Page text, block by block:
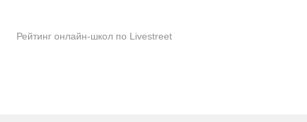
Рейтинг онлайн-школ по Livestreet